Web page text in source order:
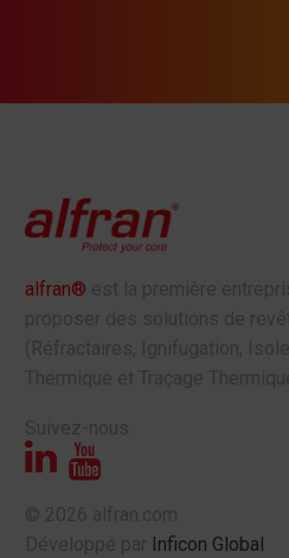
alfran® est la première
proposer des solutions de
(Réfractaires, Ignifugation,
Thermique et Traçage
Suivez-nous:
© 2026 alfran.com
Développé par Inficon Global